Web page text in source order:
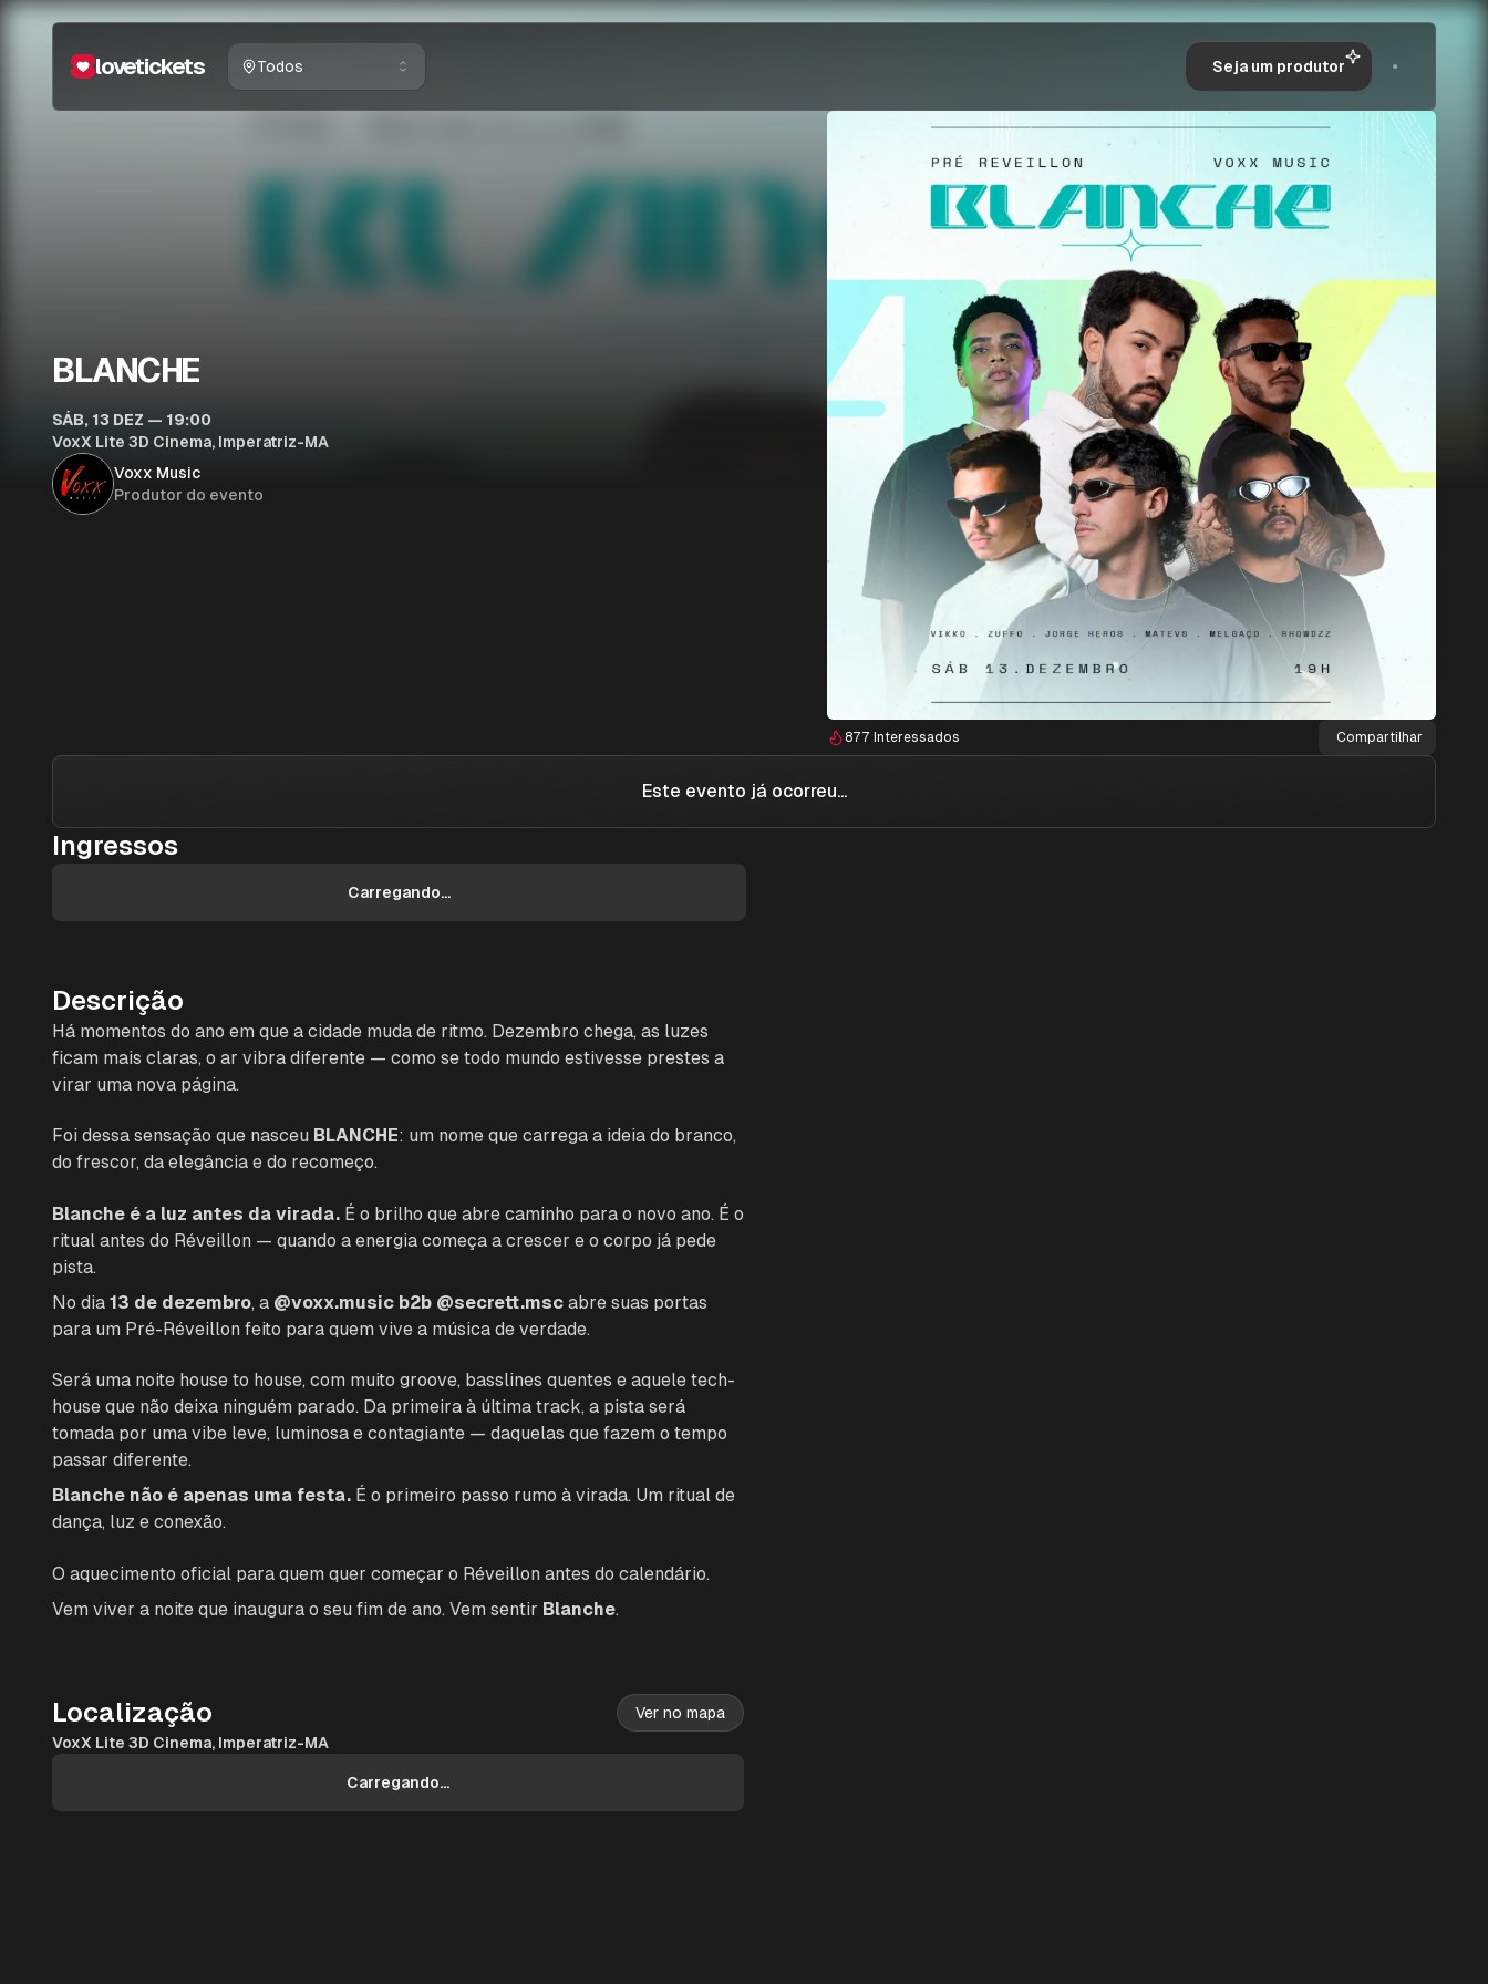
lovetickets Todos Seja um produtor
BLANCHE
SÁB, 13 DEZ — 19:00
VoxX Lite 3D Cinema, Imperatriz-MA
Voxx Music
Produtor do evento
877 Interessados Compartilhar
Este evento já ocorreu...
Ingressos
Carregando...
Descrição
Há momentos do ano em que a cidade muda de ritmo. Dezembro chega, as luzes
ficam mais claras, o ar vibra diferente — como se todo mundo estivesse prestes a
virar uma nova página.
Foi dessa sensação que nasceu BLANCHE: um nome que carrega a ideia do branco,
do frescor, da elegância e do recomeço.
Blanche é a luz antes da virada. É o brilho que abre caminho para o novo ano. É o
ritual antes do Réveillon — quando a energia começa a crescer e o corpo já pede
pista.
No dia 13 de dezembro, a @voxx.music b2b @secrett.msc abre suas portas
para um Pré-Réveillon feito para quem vive a música de verdade.
Será uma noite house to house, com muito groove, basslines quentes e aquele tech-
house que não deixa ninguém parado. Da primeira à última track, a pista será
tomada por uma vibe leve, luminosa e contagiante — daquelas que fazem o tempo
passar diferente.
Blanche não é apenas uma festa. É o primeiro passo rumo à virada. Um ritual de
dança, luz e conexão.
O aquecimento oficial para quem quer começar o Réveillon antes do calendário.
Vem viver a noite que inaugura o seu fim de ano. Vem sentir Blanche.
Localização
Ver no mapa
VoxX Lite 3D Cinema, Imperatriz-MA
Carregando...